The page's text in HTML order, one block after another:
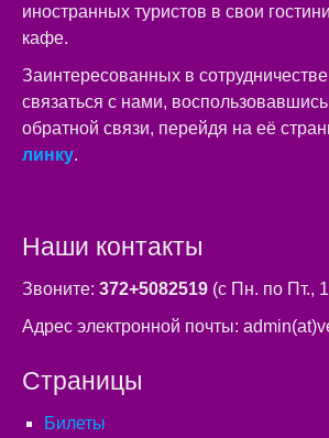
иностранных туристов в свои
кафе.
Заинтересованных в
связаться с нами,
обратной связи, перейдя на её
линку.
Наши контакты
Звоните: 372+5082519 (с Пн. по Пт.,
Адрес электронной почты:
Страницы
Билеты